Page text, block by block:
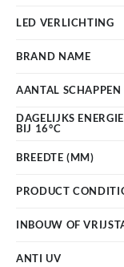
LED VERLICHTING
BRAND NAME
AANTAL SCHAPPEN
DAGELIJKS
BIJ 16°C
BREEDTE (MM)
PRODUCT
INBOUW OF
ANTI UV